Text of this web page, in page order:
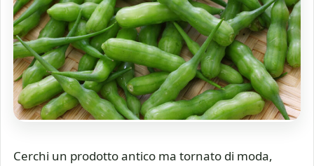
Cerchi un prodotto antico ma tornato di moda,